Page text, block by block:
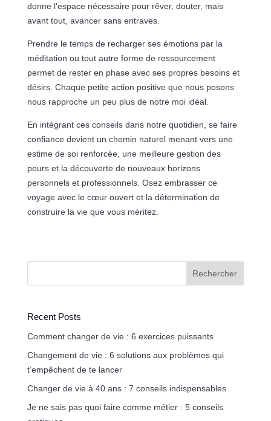
donne l’espace nécessaire pour rêver, douter, mais
avant tout, avancer sans entraves.
Prendre le temps de recharger ses émotions par la
méditation ou tout autre forme de ressourcement
permet de rester en phase avec ses propres besoins et
désirs. Chaque petite action positive que nous posons
nous rapproche un peu plus de notre moi idéal.
En intégrant ces conseils dans notre quotidien, se faire
confiance devient un chemin naturel menant vers une
estime de soi renforcée, une meilleure gestion des
peurs et la découverte de nouveaux horizons
personnels et professionnels. Osez embrasser ce
voyage avec le cœur ouvert et la détermination de
construire la vie que vous méritez.
Rechercher
Recent Posts
Comment changer de vie : 6 exercices puissants
Changement de vie : 6 solutions aux problèmes qui
t’empêchent de te lancer
Changer de vie à 40 ans : 7 conseils indispensables
Je ne sais pas quoi faire comme métier : 5 conseils